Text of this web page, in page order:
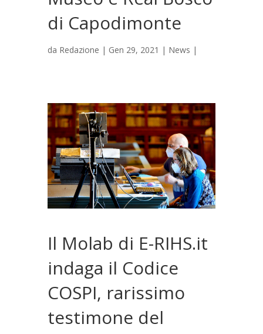
di Capodimonte
da Redazione | Gen 29, 2021 | News |
Il Molab di E-RIHS.it
indaga il Codice
COSPI, rarissimo
testimone del